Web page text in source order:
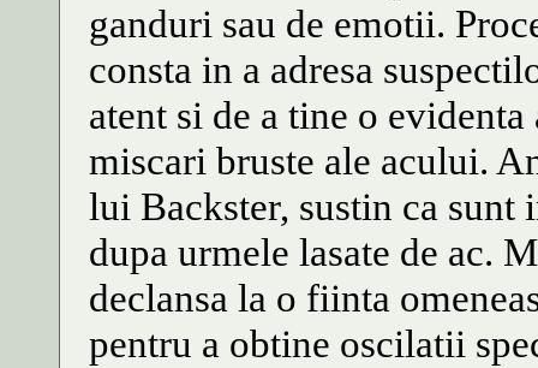
ganduri sau de emotii.
consta in a adresa
atent si de a tine o
miscari bruste ale acului.
lui Backster, sustin ca sunt
dupa urmele lasate de ac.
declansa la o fiinta
pentru a obtine oscilatii